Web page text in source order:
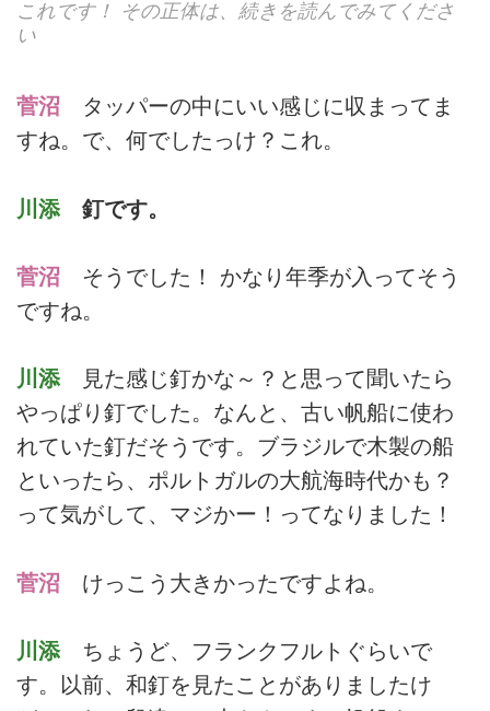
これです！ その正体は、続きを読んでみてくださ
い
菅沼 タッパーの中にいい感じに収まってま
すね。で、何でしたっけ？これ。
川添 釘です。
菅沼 そうでした！ かなり年季が入ってそう
ですね。
川添 見た感じ釘かな～？と思って聞いたら
やっぱり釘でした。なんと、古い帆船に使わ
れていた釘だそうです。ブラジルで木製の船
といったら、ポルトガルの大航海時代かも？
って気がして、マジかー！ってなりました！
菅沼 けっこう大きかったですよね。
川添 ちょうど、フランクフルトぐらいで
す。以前、和釘を見たことがありましたけ